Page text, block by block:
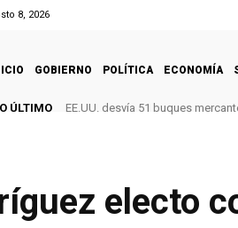
8, 2026
GOBIERNO POLÍTICA ECONOMÍA
ÚLTIMO EE.UU. desvía 51 buques
electo